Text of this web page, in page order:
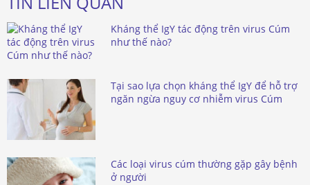
Kháng thể IgY tác động trên virus Cúm
như thế nào?
Tại sao lựa chọn kháng thể IgY để hỗ trợ
ngăn ngừa nguy cơ nhiễm virus Cúm
Các loại virus cúm thường gặp gây bệnh
ở người